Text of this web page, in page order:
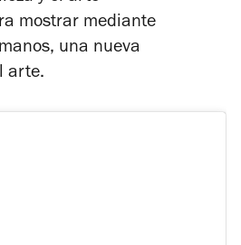
mostrar mediante
una nueva
arte.